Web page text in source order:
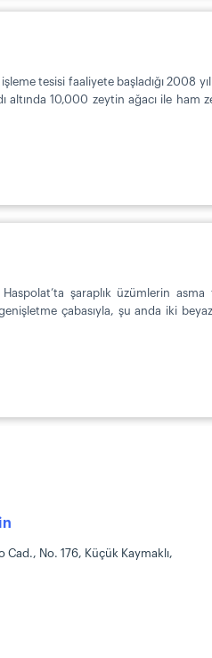
tesisi faaliyete başladığı 2008
altında 10,000 zeytin ağacı ile
Haspolat’ta şaraplık üzümlerin
çabasıyla, şu anda iki
No. 176, Küçük Kaymaklı,